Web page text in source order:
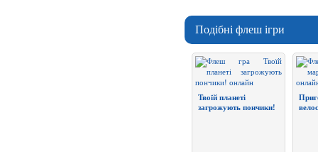
Подібні флеш ігри
Твоїй планеті
загрожують пончики!